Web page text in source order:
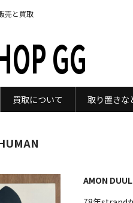
売と買取
GG
買取について 取り置きな
AMON